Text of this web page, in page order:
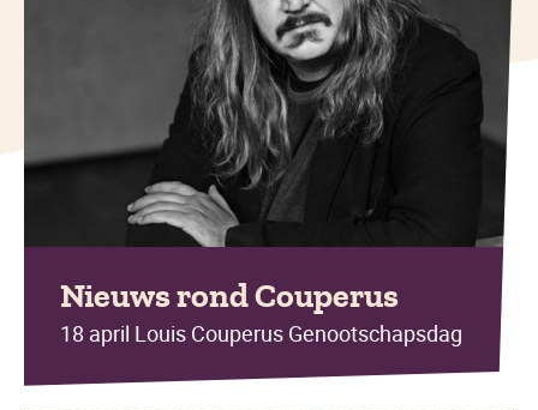
Nieuws rond Couperus
18 april Louis Couperus Genootschapsdag